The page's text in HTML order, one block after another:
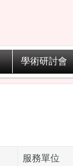
學術研討會
服務單位